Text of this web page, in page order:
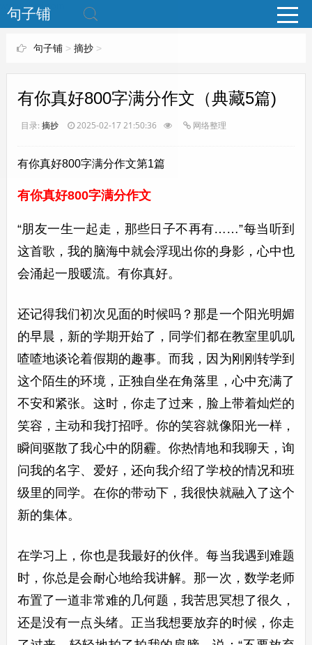
www.bjuzi.com
句子铺
句子铺> 摘抄>
有你真好800字满分作文（典藏5篇)
目录: 摘抄 2025-02-17 21:50:36 网络整理
有你真好800字满分作文第1篇
有你真好800字满分作文
“朋友一生一起走，那些日子不再有……”每当听到
这首歌，我的脑海中就会浮现出你的身影，心中也
会涌起一股暖流。有你真好。
还记得我们初次见面的时候吗？那是一个阳光明媚
的早晨，新的学期开始了，同学们都在教室里叽叽
喳喳地谈论着假期的趣事。而我，因为刚刚转学到
这个陌生的环境，正独自坐在角落里，心中充满了
不安和紧张。这时，你走了过来，脸上带着灿烂的
笑容，主动和我打招呼。你的笑容就像阳光一样，
瞬间驱散了我心中的阴霾。你热情地和我聊天，询
问我的名字、爱好，还向我介绍了学校的情况和班
级里的同学。在你的带动下，我很快就融入了这个
新的集体。
在学习上，你也是我最好的伙伴。每当我遇到难题
时，你总是会耐心地给我讲解。那一次，数学老师
布置了一道非常难的几何题，我苦思冥想了很久，
还是没有一点头绪。正当我想要放弃的时候，你走